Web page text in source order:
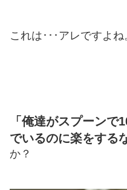
これは･･･アレですよね
「俺達がスプーン
でいるのに楽をする
か？